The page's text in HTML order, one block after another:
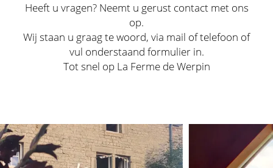
Heeft u vragen? Neemt u gerust contact met ons
op.
Wij staan u graag te woord, via mail of telefoon of
vul onderstaand formulier in.
Tot snel op La Ferme de Werpin